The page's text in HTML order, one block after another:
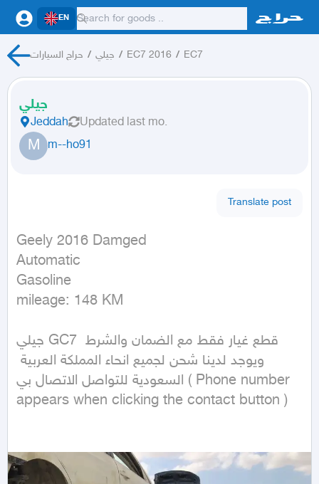
EN
حراج السيارات / جيلي / EC7 2016 / EC7
جيلي
Jeddah Updated last mo.
M m--ho91
Translate post
Geely 2016 Damged
Automatic
Gasoline
mileage: 148 KM
جيلي GC7 قطع غيار فقط مع الضمان والشرط
السعودية للتواصل الاتصال بي ( Phone number
appears when clicking the contact button )